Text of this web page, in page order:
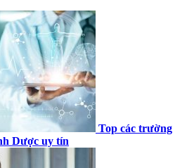
Top các trường
Dược uy tín